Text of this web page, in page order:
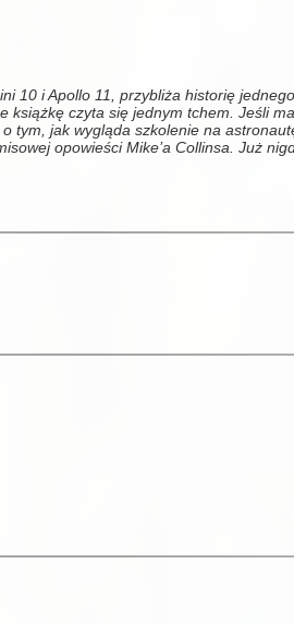
10 i Apollo 11, przybliża historię
książkę czyta się jednym tchem. Jeśli
tym, jak wygląda szkolenie na
opowieści Mike’a Collinsa. Już